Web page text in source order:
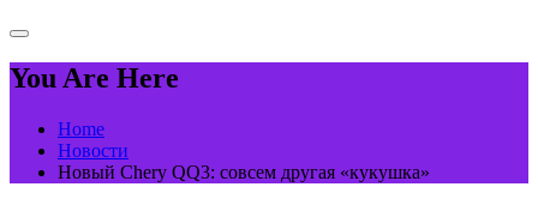
You Are Here
Home
Новости
Новый Chery QQ3: совсем другая «кукушка»